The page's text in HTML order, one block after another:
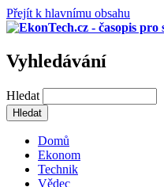
Přejít k hlavnímu obsahu
Vyhledávání
Hledat
Domů
Ekonom
Technik
Vědec